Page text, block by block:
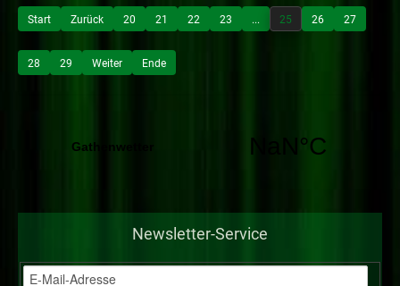
Start Zurück 20 21 22 23 ... 25 26 27
28 29 Weiter Ende
Newsletter-Service